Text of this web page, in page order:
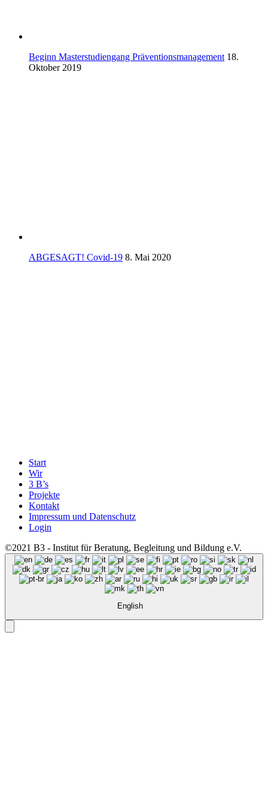
Beginn Masterstudiengang Präventionsmanagement 18.
Oktober 2019
ABGESAGT! Covid-19 8. Mai 2020
Start
Wir
3 B’s
Projekte
Kontakt
Impressum und Datenschutz
Login
©2021 B3 - Institut für Beratung, Begleitung und Bildung e.V.
English